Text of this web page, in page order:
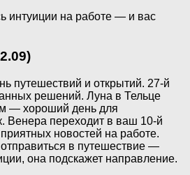
интуиции на работе — и вас
путешествий и открытий. 27-й
решений. Луна в Тельце
— хороший день для
Венера переходит в ваш 10-й
новостей на работе.
в путешествие —
она подскажет направление.